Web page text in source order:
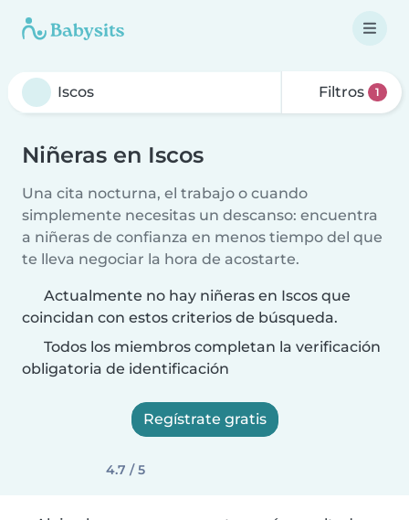
Filtros 1
Niñeras en Iscos
Una cita nocturna, el trabajo o cuando
simplemente necesitas un descanso: encuentra
a niñeras de confianza en menos tiempo del que
te lleva negociar la hora de acostarte.
Actualmente no hay niñeras en Iscos que
coincidan con estos criterios de búsqueda.
Todos los miembros completan la verificación
obligatoria de identificación
Regístrate gratis
4.7 / 5